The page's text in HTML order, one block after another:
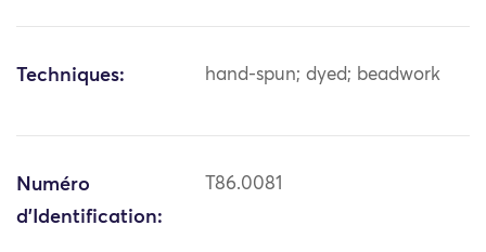
Techniques: hand-spun; dyed; beadwork
Numéro
d'Identification:
T86.0081